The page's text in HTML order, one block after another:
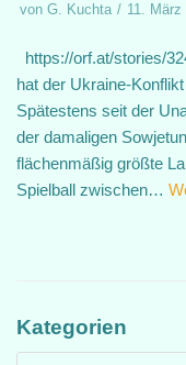
von G. Kuchta 11. März
https://orf.at/stories/
hat der Ukraine-
Spätestens seit der
der damaligen
flächenmäßig größte
Spielball zwischen…
Kategorien